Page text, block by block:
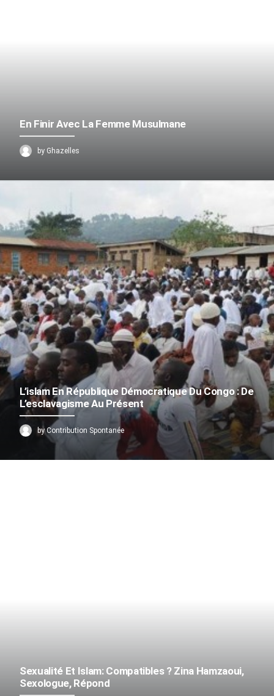
En Finir Avec La Femme Musulmane
by Ghazelles
L’islam En République Démocratique Du Congo : De
L’esclavagisme Au Présent
by Contribution Spontanée
Sexualité Et Islam: Compatibles ? Zina Hamzaoui,
Sexologue, Répond